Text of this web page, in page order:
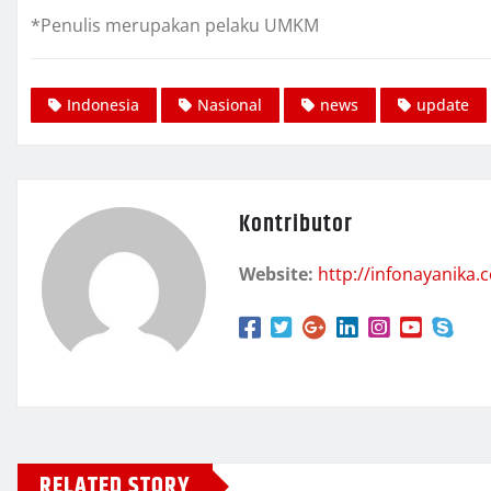
*Penulis merupakan pelaku UMKM
Indonesia Nasional news update
Kontributor
Website: http://